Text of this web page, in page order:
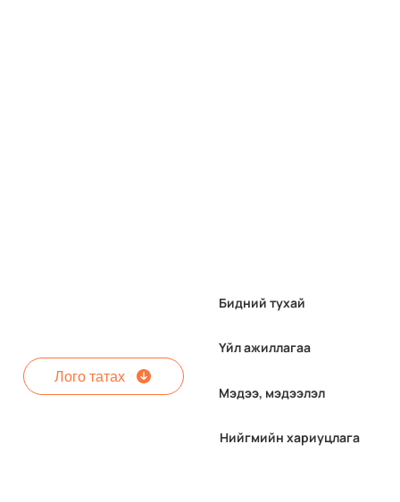
Лого татах
Бидний тухай
Үйл ажиллагаа
Мэдээ, мэдээлэл
Нийгмийн хариуцлага